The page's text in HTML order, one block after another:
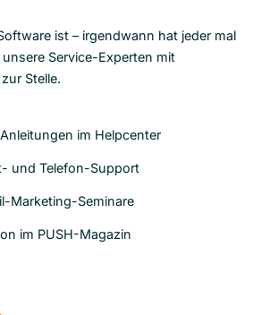
ist – irgendwann hat jeder mal
Service-Experten mit
Stelle.
im Helpcenter
und Telefon-Support
Marketing-Seminare
im PUSH-Magazin